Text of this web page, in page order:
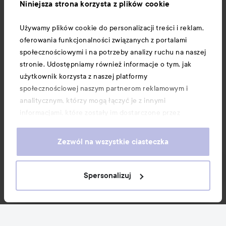
Niniejsza strona korzysta z plików cookie
Używamy plików cookie do personalizacji treści i reklam,
oferowania funkcjonalności związanych z portalami
społecznościowymi i na potrzeby analizy ruchu na naszej
stronie. Udostępniamy również informacje o tym, jak
użytkownik korzysta z naszej platformy
społecznościowej naszym partnerom reklamowym i
analitycznym, którzy mogą łączyć je z innymi
informacjami, które zostały im dostarczone przez
usług. Użytkownik wyraża zgodę na używanie przez nas
plików cookie, poprzez kontynuację korzystania z naszej
strony internetowej. Informacje o tym, jak zmienić
ustawienia dotyczące plików cookie, można znaleźć w
Zezwól na wszystkie ciasteczka
Spersonalizuj
Download our app here
Copyright 2026